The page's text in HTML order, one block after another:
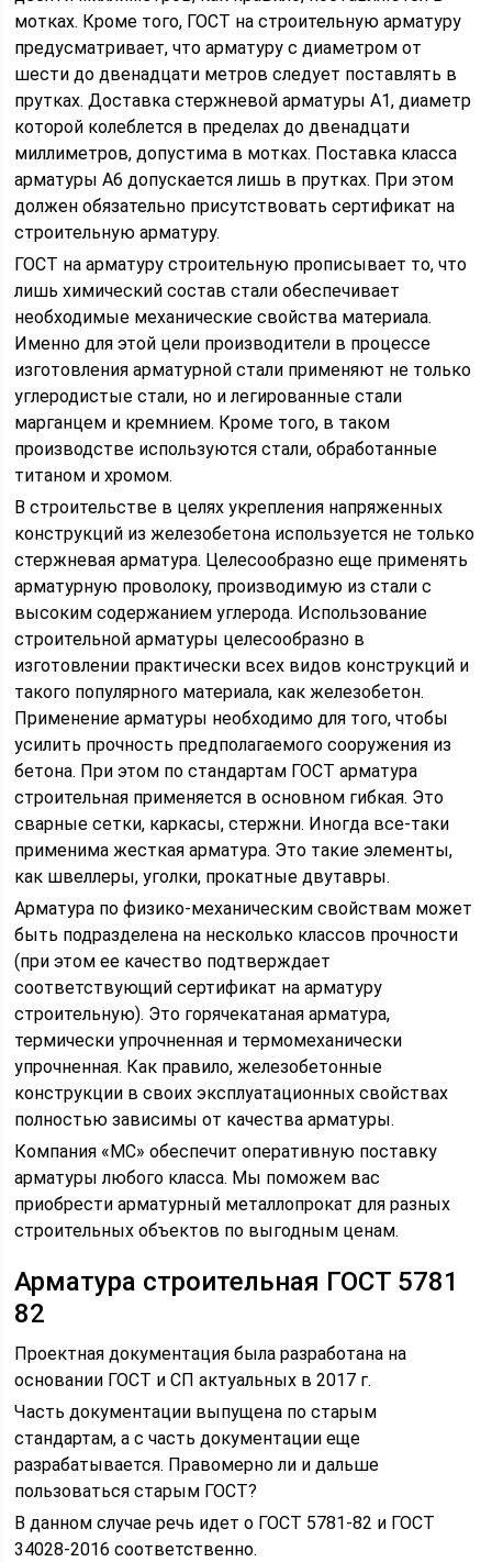
мотках. Кроме того, ГОСТ на строительную арматуру
предусматривает, что арматуру с диаметром от
шести до двенадцати метров следует поставлять в
прутках. Доставка стержневой арматуры А1, диаметр
которой колеблется в пределах до двенадцати
миллиметров, допустима в мотках. Поставка класса
арматуры А6 допускается лишь в прутках. При этом
должен обязательно присутствовать сертификат на
строительную арматуру.
ГОСТ на арматуру строительную прописывает то, что
лишь химический состав стали обеспечивает
необходимые механические свойства материала.
Именно для этой цели производители в процессе
изготовления арматурной стали применяют не только
углеродистые стали, но и легированные стали
марганцем и кремнием. Кроме того, в таком
производстве используются стали, обработанные
титаном и хромом.
В строительстве в целях укрепления напряженных
конструкций из железобетона используется не только
стержневая арматура. Целесообразно еще применять
арматурную проволоку, производимую из стали с
высоким содержанием углерода. Использование
строительной арматуры целесообразно в
изготовлении практически всех видов конструкций и
такого популярного материала, как железобетон.
Применение арматуры необходимо для того, чтобы
усилить прочность предполагаемого сооружения из
бетона. При этом по стандартам ГОСТ арматура
строительная применяется в основном гибкая. Это
сварные сетки, каркасы, стержни. Иногда все-таки
применима жесткая арматура. Это такие элементы,
как швеллеры, уголки, прокатные двутавры.
Арматура по физико-механическим свойствам может
быть подразделена на несколько классов прочности
(при этом ее качество подтверждает
соответствующий сертификат на арматуру
строительную). Это горячекатаная арматура,
термически упрочненная и термомеханически
упрочненная. Как правило, железобетонные
конструкции в своих эксплуатационных свойствах
полностью зависимы от качества арматуры.
Компания «МС» обеспечит оперативную поставку
арматуры любого класса. Мы поможем вас
приобрести арматурный металлопрокат для разных
строительных объектов по выгодным ценам.
Арматура строительная ГОСТ 5781
82
Проектная документация была разработана на
основании ГОСТ и СП актуальных в 2017 г.
Часть документации выпущена по старым
стандартам, а с часть документации еще
разрабатывается. Правомерно ли и дальше
пользоваться старым ГОСТ?
В данном случае речь идет о ГОСТ 5781-82 и ГОСТ
34028-2016 соответственно.